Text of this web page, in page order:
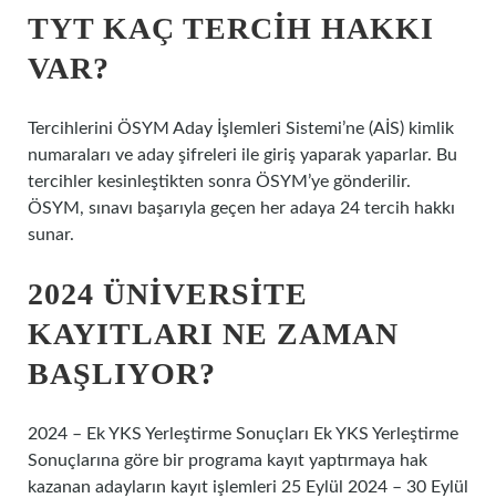
TYT KAÇ TERCIH HAKKI
VAR?
Tercihlerini ÖSYM Aday İşlemleri Sistemi’ne (AİS) kimlik
numaraları ve aday şifreleri ile giriş yaparak yaparlar. Bu
tercihler kesinleştikten sonra ÖSYM’ye gönderilir.
ÖSYM, sınavı başarıyla geçen her adaya 24 tercih hakkı
sunar.
2024 ÜNIVERSITE
KAYITLARI NE ZAMAN
BAŞLIYOR?
2024 – Ek YKS Yerleştirme Sonuçları Ek YKS Yerleştirme
Sonuçlarına göre bir programa kayıt yaptırmaya hak
kazanan adayların kayıt işlemleri 25 Eylül 2024 – 30 Eylül